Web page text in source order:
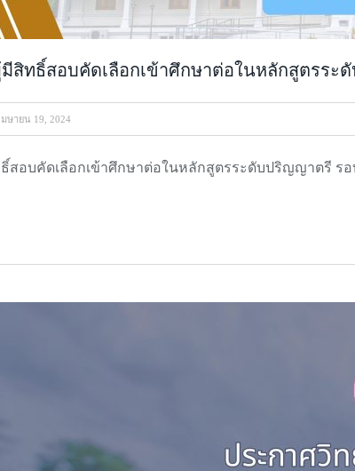
สิทธิ์สอบคัดเลือกเข้าศึกษาต่อในหลักสูตรระ
มษายน 19, 2024
สอบคัดเลือกเข้าศึกษาต่อในหลักสูตรระดับปริญญาตรี รอ